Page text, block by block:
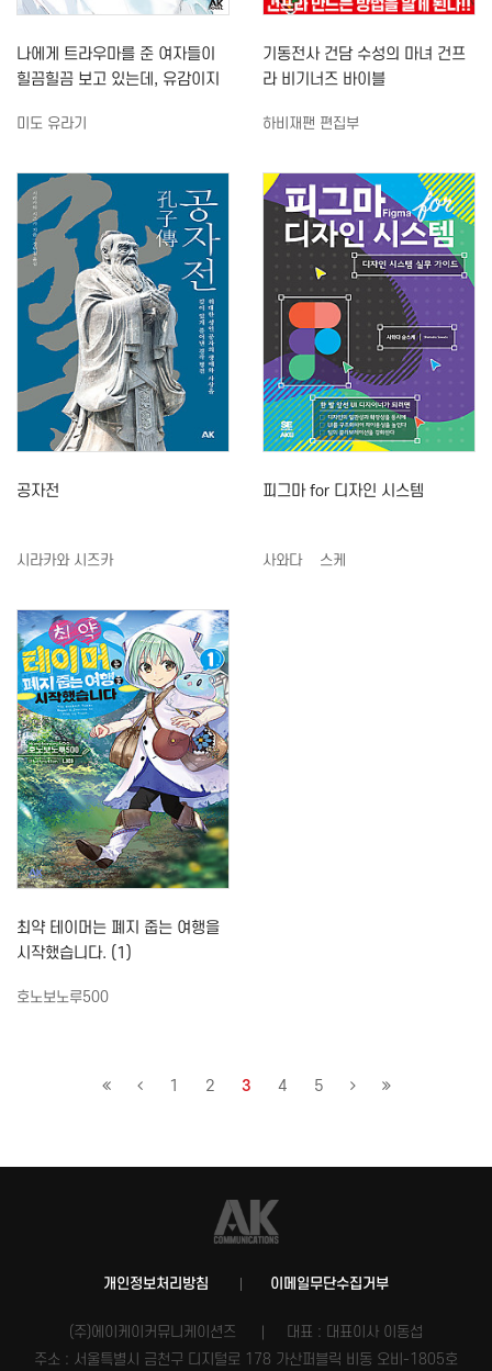
나에게 트라우마를 준 여자들이
힐끔힐끔 보고 있는데, 유감이지
미도 유라기
기동전사 건담 수성의 마녀 건프
라 비기너즈 바이블
하비재팬 편집부
공자전
시라카와 시즈카
피그마 for 디자인 시스템
사와다 슌스케
최약 테이머는 폐지 줍는 여행을
시작했습니다. (1)
호노보노루500
1 2 3 4 5
개인정보처리방침 이메일무단수집거부
(주)에이케이커뮤니케이션즈
대표 : 대표이사 이동섭
주소 : 서울특별시 금천구 디지털로 178 가산퍼블릭 비동 오비-1805호